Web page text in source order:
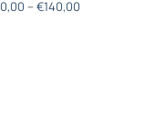
– €140,00